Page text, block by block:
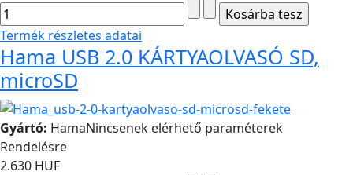
Termék részletes adatai
Hama USB 2.0 KÁRTYAOLVASÓ SD,
microSD
Gyártó: HamaNincsenek elérhető paraméterek
Rendelésre
2.630 HUF